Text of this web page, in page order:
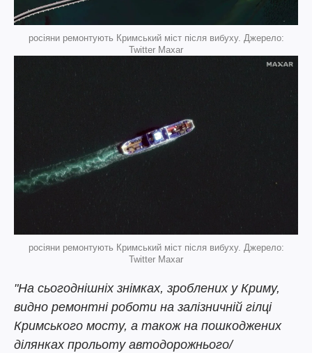
росіяни ремонтують Кримський міст після вибуху. Джерело:
Twitter Maxar
росіяни ремонтують Кримський міст після вибуху. Джерело:
Twitter Maxar
"На сьогоднішніх знімках, зроблених у Криму,
видно ремонтні роботи на залізничній гілці
Кримського мосту, а також на пошкоджених
ділянках прольоту автодорожнього/